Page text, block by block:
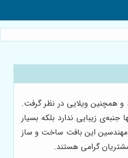
همچنین ویلایی در نظر گرفت.
زیبایی ندارد بلکه بسیار
مهندسین این بافت ساخت و ساز
گرامی هستند.